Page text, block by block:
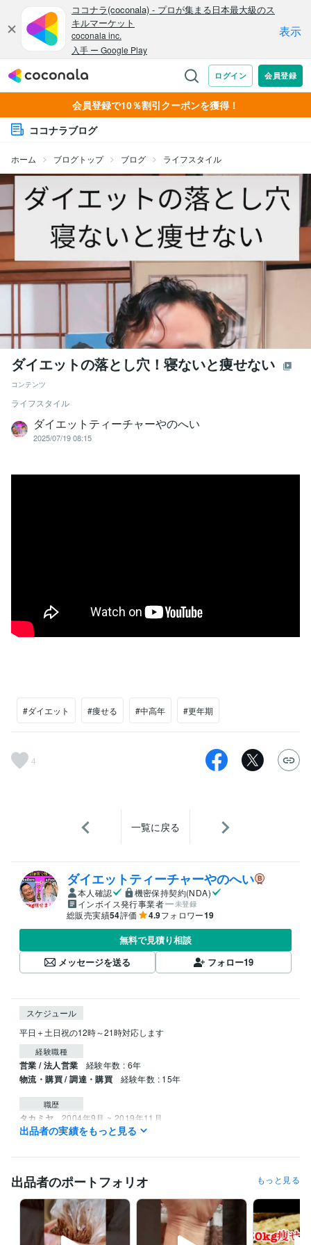
会員登録で10％割引クーポンを獲得！
ココナラブログ
ホーム ブログトップ ブログ ライフスタイル
ダイエットの落とし穴！寝ないと痩せない
コンテンツ
ライフスタイル
ダイエットティーチャーやのへい
2025/07/19 08:15
#ダイエット #痩せる #中高年 #更年期
4
一覧に戻る
ダイエットティーチャーやのへい
本人確認
機密保持契約(NDA)
インボイス発行事業者
未登録
総販売実績54評価 4.9フォロワー19
無料で見積り相談
メッセージを送る
フォロー19
スケジュール
平日＋土日祝の12時～21時対応します
経験職種
営業 / 法人営業 経験年数 : 6年
物流・購買 / 調達・購買 経験年数 : 15年
職歴
タカミヤ 2004年9月 ~ 2019年11月
やのへいお気楽ダイエット 妻を笑顔にすること 1時間毎ダイエット
ングダイエット 満足度MAX！食べたい欲求をコントロールするダイ
エット革命 お気楽ダイエット 5分間ダイエット 血糖値コントロール
ダイエット 7ヶ月で33kg痩せた驚きの120選レシピ
妻を笑顔2する1
00のこと 痩せる黄金比 痩せる為の食事術 血液型ダイエット 最
強！地中海食ダイエット
40代ダイエット完全ガイド 痩せ体質になる
出品者の実績をもっと見る
出品者のポートフォリオ もっと見る